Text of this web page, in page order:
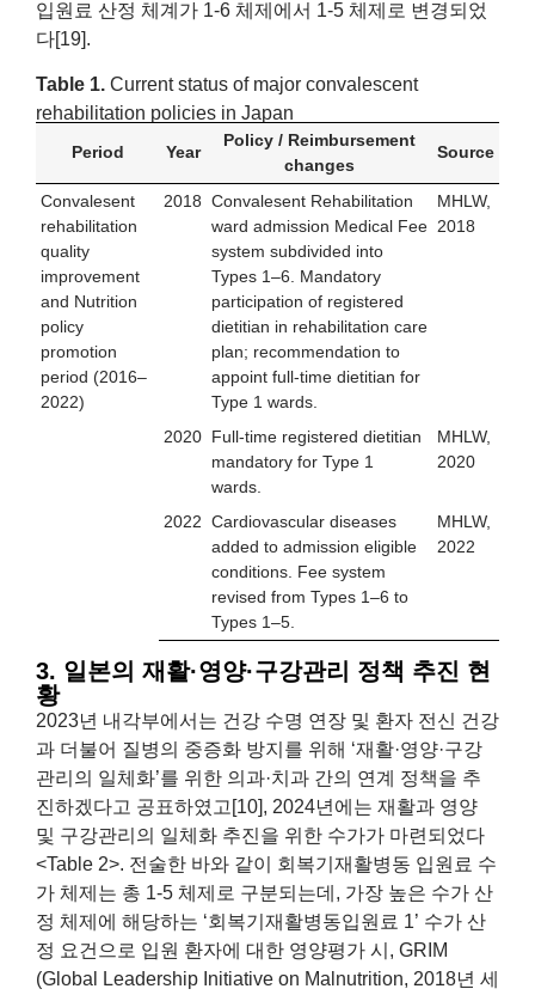
입원료 산정 체계가 1-6 체제에서 1-5 체제로 변경되었
다[19].
Table 1. Current status of major convalescent
rehabilitation policies in Japan
Period Year
Policy / Reimbursement
changes
Source
Convalesent
rehabilitation
quality
improvement
and Nutrition
policy
promotion
period (2016–
2022)
2018 Convalesent Rehabilitation
ward admission Medical Fee
system subdivided into
Types 1–6. Mandatory
participation of registered
dietitian in rehabilitation care
plan; recommendation to
appoint full-time dietitian for
Type 1 wards.
MHLW,
2018
2020 Full-time registered dietitian
mandatory for Type 1
wards.
MHLW,
2020
2022 Cardiovascular diseases
added to admission eligible
conditions. Fee system
revised from Types 1–6 to
Types 1–5.
MHLW,
2022
3. 일본의 재활·영양·구강관리 정책 추진 현
황
2023년 내각부에서는 건강 수명 연장 및 환자 전신 건강
과 더불어 질병의 중증화 방지를 위해 ‘재활·영양·구강
관리의 일체화’를 위한 의과·치과 간의 연계 정책을 추
진하겠다고 공표하였고[10], 2024년에는 재활과 영양
및 구강관리의 일체화 추진을 위한 수가가 마련되었다
<Table 2>. 전술한 바와 같이 회복기재활병동 입원료 수
가 체제는 총 1-5 체제로 구분되는데, 가장 높은 수가 산
정 체제에 해당하는 ‘회복기재활병동입원료 1’ 수가 산
정 요건으로 입원 환자에 대한 영양평가 시, GRIM
(Global Leadership Initiative on Malnutrition, 2018년 세